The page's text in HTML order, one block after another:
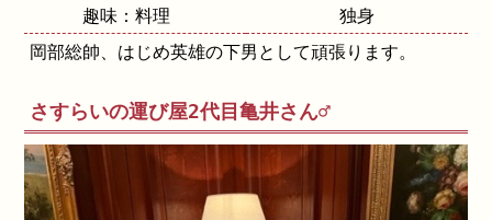
趣味：料理
独身
岡部総帥、はじめ英雄の下男として頑張ります。
さすらいの運び屋2代目亀井さん♂